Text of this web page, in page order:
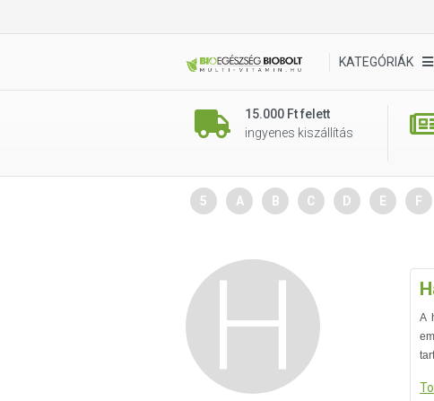
KATEGÓRIÁK
15.000 Ft felett
ingyenes kiszállítás
5 A B C D E F
H
A